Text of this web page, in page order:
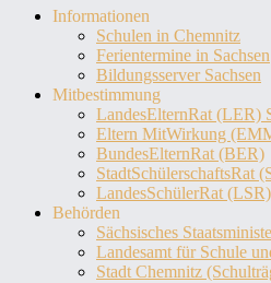
Informationen
Schulen in Chemnitz
Ferientermine in Sachsen
Bildungsserver Sachsen
Mitbestimmung
LandesElternRat (LER)
Eltern MitWirkung
BundesElternRat (BER)
StadtSchülerschaftsRat
LandesSchülerRat
Behörden
Sächsisches
Landesamt für Schule
Stadt Chemnitz